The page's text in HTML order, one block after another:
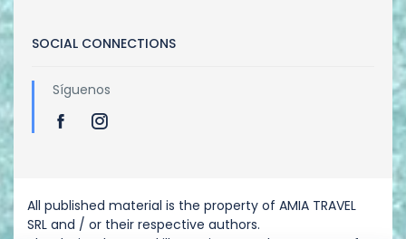
SOCIAL CONNECTIONS
Síguenos
All published material is the property of AMIA TRAVEL
SRL and / or their respective authors.